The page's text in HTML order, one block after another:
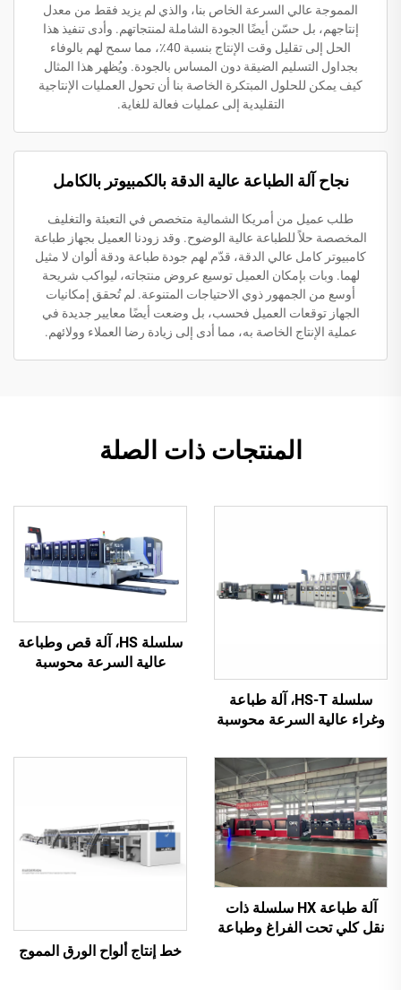
المموجة عالي السرعة الخاص بنا، والذي لم يزيد فقط من معدل
إنتاجهم، بل حسّن أيضًا الجودة الشاملة لمنتجاتهم. وأدى تنفيذ هذا
الحل إلى تقليل وقت الإنتاج بنسبة 40٪، مما سمح لهم بالوفاء
بجداول التسليم الضيقة دون المساس بالجودة. ويُظهر هذا المثال
كيف يمكن للحلول المبتكرة الخاصة بنا أن تحول العمليات الإنتاجية
التقليدية إلى عمليات فعالة للغاية.
نجاح آلة الطباعة عالية الدقة بالكمبيوتر بالكامل
طلب عميل من أمريكا الشمالية متخصص في التعبئة والتغليف
المخصصة حلاً للطباعة عالية الوضوح. وقد زودنا العميل بجهاز طباعة
كامبيوتر كامل عالي الدقة، قدّم لهم جودة طباعة ودقة ألوان لا مثيل
لهما. وبات بإمكان العميل توسيع عروض منتجاته، ليواكب شريحة
أوسع من الجمهور ذوي الاحتياجات المتنوعة. لم تُحقق إمكانيات
الجهاز توقعات العميل فحسب، بل وضعت أيضًا معايير جديدة في
عملية الإنتاج الخاصة به، مما أدى إلى زيادة رضا العملاء وولائهم.
المنتجات ذات الصلة
سلسلة HS-T، آلة طباعة
وغراء عالية السرعة محوسبة
(للعلب الصغيرة)
سلسلة HS، آلة قص وطباعة
عالية السرعة محوسبة
آلة طباعة HX سلسلة ذات
نقل كلي تحت الفراغ وطباعة
خط إنتاج ألواح الورق المموج